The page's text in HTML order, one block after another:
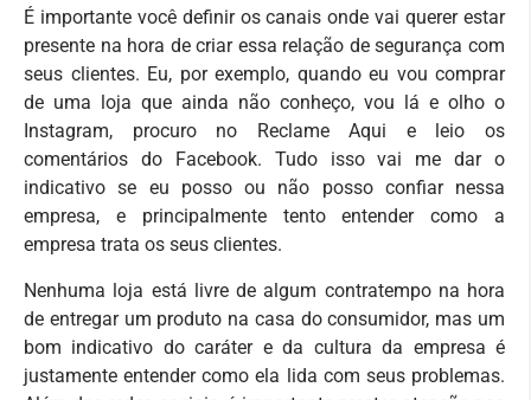
É importante você definir os canais onde vai querer estar
presente na hora de criar essa relação de segurança com
seus clientes. Eu, por exemplo, quando eu vou comprar
de uma loja que ainda não conheço, vou lá e olho o
Instagram, procuro no Reclame Aqui e leio os
comentários do Facebook. Tudo isso vai me dar o
indicativo se eu posso ou não posso confiar nessa
empresa, e principalmente tento entender como a
empresa trata os seus clientes.
Nenhuma loja está livre de algum contratempo na hora
de entregar um produto na casa do consumidor, mas um
bom indicativo do caráter e da cultura da empresa é
justamente entender como ela lida com seus problemas.